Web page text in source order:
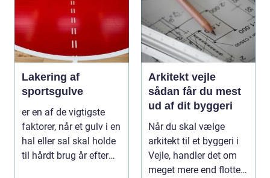
Lakering af
sportsgulve
er en af de vigtigste
faktorer, når et gulv i en
hal eller sal skal holde
til hårdt brug år efter
Arkitekt vejle
sådan får du mest
ud af dit byggeri
Når du skal vælge
arkitekt til et byggeri i
Vejle, handler det om
meget mere end flotte